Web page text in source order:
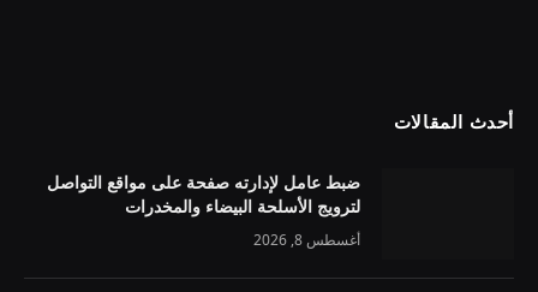
أحدث المقالات
ضبط عامل لإدارته صفحة على مواقع التواصل
لترويج الأسلحة البيضاء والمخدرات
أغسطس 8, 2026